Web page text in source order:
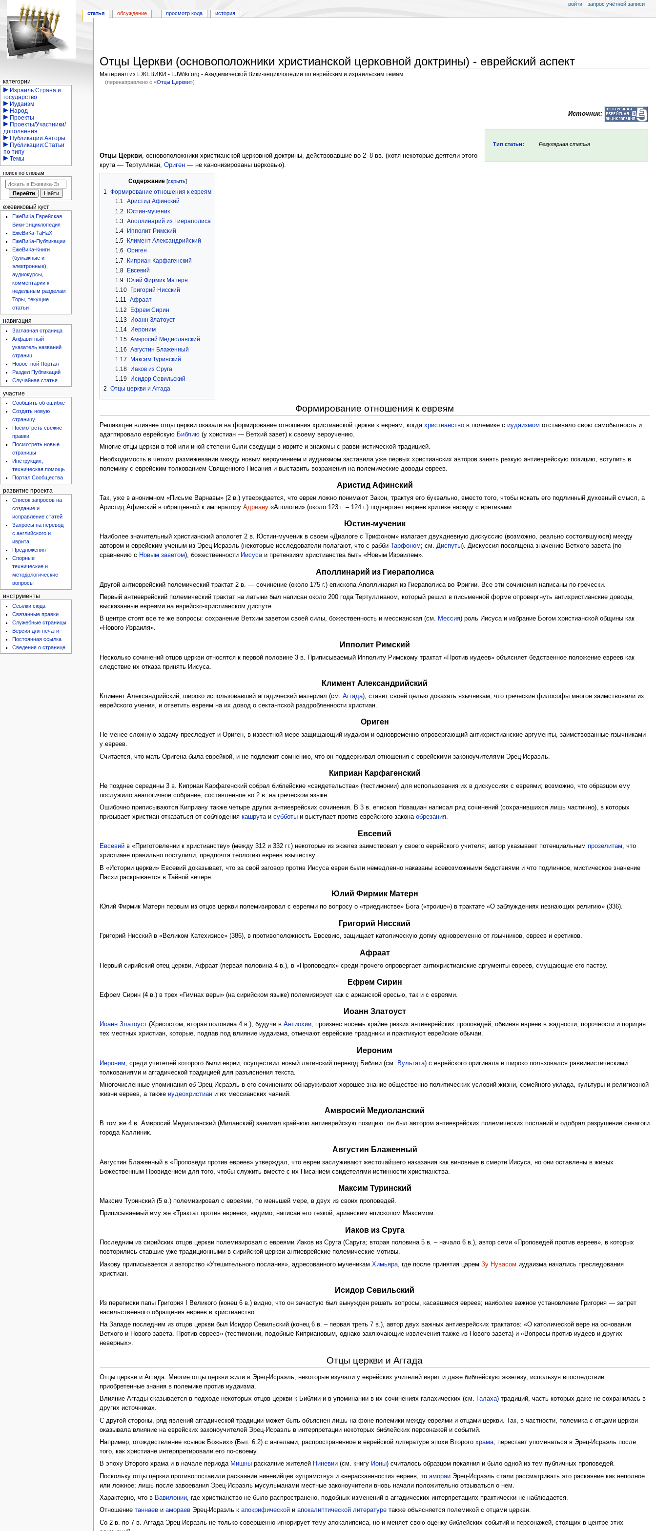
Отцы Церкви (основоположники христианской церковной доктрины) - еврейский аспект
Материал из ЕЖЕВИКИ - EJWiki.org - Академической Вики-энциклопедии по еврейским и израильским темам
(перенаправлено с «Отцы Церкви»)
Источник:
Тип статьи: Регулярная статья
Отцы Церкви , основоположники христианской церковной доктрины, действовавшие во 2–8 вв. (хотя некоторые деятели этого
круга — Тертуллиан,Ориген — не канонизированы церковью).
Содержание
1 Формирование отношения к евреям
1.1 Аристид Афинский
1.2
Юстин-мученик
1.3 Аполлинарий из Гиераполиса
1.4
Ипполит Римский
1.5
Климент Александрийский
1.6 Ориген
1.7
Киприан Карфагенский
1.8 Евсевий
1.9
Юлий Фирмик Матерн
1.10
Григорий Нисский
1.11 Афраат
1.12
Ефрем Сирин
1.13 Иоанн Златоуст
1.14
Иероним
1.15 Амвросий Медиоланский
1.16 Августин Блаженный
1.17
Максим Туринский
1.18
Иаков из Сруга
1.19
Исидор Севильский
2 Отцы церкви и Аггада
Формирование отношения к евреям
Решающее влияние отцы церкви оказали на формирование отношения христианской церкви к евреям, когдахристианство в полемике сиудаизмом отстаивало свою самобытность и
адаптировало еврейскую Библию (у христиан — Ветхий завет) к своему вероучению.
Многие отцы церкви в той или иной степени были сведущи в иврите и знакомы с раввинистической традицией.
Необходимость в четком размежевании между новым вероучением и иудаизмом заставила уже первых христианских авторов занять резкую антиеврейскую позицию, вступить в
полемику с еврейским толкованием Священного Писания и выставить возражения на полемические доводы евреев.
Аристид Афинский
Так, уже в анонимном «Письме Варнавы» (2 в.) утверждается, что евреи ложно понимают Закон, трактуя его буквально, вместо того, чтобы искать его подлинный духовный смысл, а
Аристид Афинский в обращенной к императоруАдриану «Апологии» (около 123 г. – 124 г.) подвергает евреев критике наряду с еретиками.
Юстин-мученик
Наиболее значительный христианский апологет 2 в. Юстин-мученик в своем «Диалоге с Трифоном» излагает двухдневную дискуссию (возможно, реально состоявшуюся) между
автором и еврейским ученым из Эрец-Исраэль (некоторые исследователи полагают, что с рабби
Тарфоном; см.Диспуты). Дискуссия посвящена значению Ветхого завета (по
сравнению с Новым заветом), божественности Иисусаи претензиям христианства быть «Новым Израилем».
Аполлинарий из Гиераполиса
Другой антиеврейский полемический трактат 2 в. — сочинение (около 175 г.) епископа Аполлинария из Гиераполиса во Фригии. Все эти сочинения написаны по-гречески.
Первый антиеврейский полемический трактат на латыни был написан около 200 года Тертуллианом, который решил в письменной форме опровергнуть антихристианские доводы,
высказанные евреями на еврейско-христианском диспуте.
В центре стоят все те же вопросы: сохранение Ветхим заветом своей силы, божественность и мессианская (см. Мессия) роль Иисуса и избрание Богом христианской общины как
«Нового Израиля».
Ипполит Римский
Несколько сочинений отцов церкви относятся к первой половине 3 в. Приписываемый Ипполиту Римскому трактат «Против иудеев» объясняет бедственное положение евреев как
следствие их отказа принять Иисуса.
Климент Александрийский
Климент Александрийский, широко использовавший аггадический материал (см.Аггада), ставит своей целью доказать язычникам, что греческие философы многое заимствовали из
еврейского учения, и ответить евреям на их довод о сектантской раздробленности христиан.
Ориген
Не менее сложную задачу преследует и Ориген, в известной мере защищающий иудаизм и одновременно опровергающий антихристианские аргументы, заимствованные язычниками
у евреев.
Считается, что мать Оригена была еврейкой, и не подлежит сомнению, что он поддерживал отношения с еврейскими законоучителями Эрец-Исраэль.
Киприан Карфагенский
Не позднее середины 3 в. Киприан Карфагенский собрал библейские «свидетельства» (тестимонии) для использования их в дискуссиях с евреями; возможно, что образцом ему
послужило аналогичное собрание, составленное во 2 в. на греческом языке.
Ошибочно приписываются Киприану также четыре других антиеврейских сочинения. В 3 в. епископ Новациан написал ряд сочинений (сохранившихся лишь частично), в которых
призывает христиан отказаться от соблюдениякашрутаисубботы и выступает против еврейского законаобрезания.
Евсевий
Евсевий в «Приготовлении к христианству» (между 312 и 332 гг.) некоторые из экзегез заимствовал у своего еврейского учителя; автор указывает потенциальнымпрозелитам, что
христиане правильно поступили, предпочтя теологию евреев язычеству.
В «Истории церкви» Евсевий доказывает, что за свой заговор против Иисуса евреи были немедленно наказаны всевозможными бедствиями и что подлинное, мистическое значение
Пасхи раскрывается в Тайной вечере.
Юлий Фирмик Матерн
Юлий Фирмик Матерн первым из отцов церкви полемизировал с евреями по вопросу о «триединстве» Бога («троице») в трактате «О заблуждениях незнающих религию» (336).
Григорий Нисский
Григорий Нисский в «Великом Катехизисе» (386), в противоположность Евсевию, защищает католическую догму одновременно от язычников, евреев и еретиков.
Афраат
Первый сирийский отец церкви, Афраат (первая половина 4 в.), в «Проповедях» среди прочего опровергает антихристианские аргументы евреев, смущающие его паству.
Ефрем Сирин
Ефрем Сирин (4 в.) в трех «Гимнах веры» (на сирийском языке) полемизирует как с арианской ересью, так и с евреями.
Иоанн Златоуст
Иоанн Златоуст (Хрисостом; вторая половина 4 в.), будучи вАнтиохии, произнес восемь крайне резких антиеврейских проповедей, обвиняя евреев в жадности, порочности и порицая
тех местных христиан, которые, подпав под влияние иудаизма, отмечают еврейские праздники и практикуют еврейские обычаи.
Иероним
Иероним , среди учителей которого были евреи, осуществил новый латинский перевод Библии (см. Вульгата) с еврейского оригинала и широко пользовался раввинистическими
толкованиями и аггадической традицией для разъяснения текста.
Многочисленные упоминания об Эрец-Исраэль в его сочинениях обнаруживают хорошее знание общественно-политических условий жизни, семейного уклада, культуры и религиозной
жизни евреев, а такжеиудеохристиан и их мессианских чаяний.
Амвросий Медиоланский
В том же 4 в. Амвросий Медиоланский (Миланский) занимал крайнюю антиеврейскую позицию: он был автором антиеврейских полемических посланий и одобрял разрушение синагоги
города Каллиник.
Августин Блаженный
Августин Блаженный в «Проповеди против евреев» утверждал, что евреи заслуживают жесточайшего наказания как виновные в смерти Иисуса, но они оставлены в живых
Божественным Провидением для того, чтобы служить вместе с их Писанием свидетелями истинности христианства.
Максим Туринский
Максим Туринский (5 в.) полемизировал с евреями, по меньшей мере, в двух из своих проповедей.
Приписываемый ему же «Трактат против евреев», видимо, написан его тезкой, арианским епископом Максимом.
Иаков из Сруга
Последним из сирийских отцов церкви полемизировал с евреями Иаков из Сруга (Саруга; вторая половина 5 в. – начало 6 в.), автор семи «Проповедей против евреев», в которых
повторились ставшие уже традиционными в сирийской церкви антиеврейские полемические мотивы.
Иакову приписывается и авторство «Утешительного послания», адресованного мученикамХимьяра , где после принятия царемЗу Нувасом иудаизма начались преследования
христиан.
Исидор Севильский
Из переписки папы Григория I Великого (конец 6 в.) видно, что он зачастую был вынужден решать вопросы, касавшиеся евреев; наиболее важное установление Григория — запрет
насильственного обращения евреев в христианство.
На Западе последним из отцов церкви был Исидор Севильский (конец 6 в. – первая треть 7 в.), автор двух важных антиеврейских трактатов: «О католической вере на основании
Ветхого и Нового завета. Против евреев» (тестимонии, подобные Киприановым, однако заключающие извлечения также из Нового завета) и «Вопросы против иудеев и других
неверных».
Отцы церкви и Аггада
Отцы церкви и Аггада. Многие отцы церкви жили в Эрец-Исраэль; некоторые изучали у еврейских учителей иврит и даже библейскую экзегезу, используя впоследствии
приобретенные знания в полемике против иудаизма.
Влияние Аггады сказывается в подходе некоторых отцов церкви к Библии и в упоминании в их сочинениях галахических (см.
Галаха) традиций, часть которых даже не сохранилась в
других источниках.
С другой стороны, ряд явлений аггадической традиции может быть объяснен лишь на фоне полемики между евреями и отцами церкви. Так, в частности, полемика с отцами церкви
оказывала влияние на еврейских законоучителей Эрец-Исраэль в интерпретации некоторых библейских персонажей и событий.
Например, отождествление «сынов Божьих» (Быт. 6:2) с ангелами, распространенное в еврейской литературе эпохи Второгохрама, перестает упоминаться в Эрец-Исраэль после
того, как христиане интерпретировали его по-своему.
В эпоху Второго храма и в начале периода Мишны раскаяние жителей Ниневии (см. книгу Ионы) считалось образцом покаяния и было одной из тем публичных проповедей.
Поскольку отцы церкви противопоставили раскаяние ниневийцев «упрямству» и «нераскаянности» евреев, тоамораи Эрец-Исраэль стали рассматривать это раскаяние как неполное
или ложное; лишь после завоевания Эрец-Исраэль мусульманами местные законоучители вновь начали положительно отзываться о нем.
Характерно, что в Вавилонии, где христианство не было распространено, подобных изменений в аггадических интерпретациях практически не наблюдается.
Отношениетаннаев иамораев Эрец-Исраэль капокрифической иапокалиптической литературе также объясняется полемикой с отцами церкви.
Со 2 в. по 7 в. Аггада Эрец-Исразль не только совершенно игнорирует тему апокалипсиса, но и меняет свою оценку библейских событий и персонажей, стоящих в центре этих
Навигация
статья обсуждение просмотр кода история
войти запрос учётной записи
категории
Израиль:Страна и
государство
Иудаизм
Народ
Проекты
Проекты/Участники/
дополнения
Публикации:Авторы
Публикации:Статьи
по типу
Темы
поиск по словам
ежевиковый куст
ЕжеВиКа,Еврейская
Вики-энциклопедия
ЕжеВиКа-ТаНаХ
ЕжеВиКа-Публикации
ЕжеВиКа-Книги
(бумажные и
электронные),
аудиокурсы,
комментарии к
недельным разделам
Торы, текущие
статьи
навигация
Заглавная страница
Алфавитный
указатель названий
страниц
Новостной Портал
Раздел Публикаций
Случайная статья
участие
Сообщить об ошибке
Создать новую
страницу
Посмотреть свежие
правки
Посмотреть новые
страницы
Инструкция,
техническая помощь
Портал Сообщества
развитие проекта
Список запросов на
создание и
исправление статей
Запросы на перевод
с английского и
иврита
Предложения
Спорные
технические и
методологические
вопросы
инструменты
Ссылки сюда
Связанные правки
Служебные страницы
Версия для печати
Постоянная ссылка
Сведения о странице